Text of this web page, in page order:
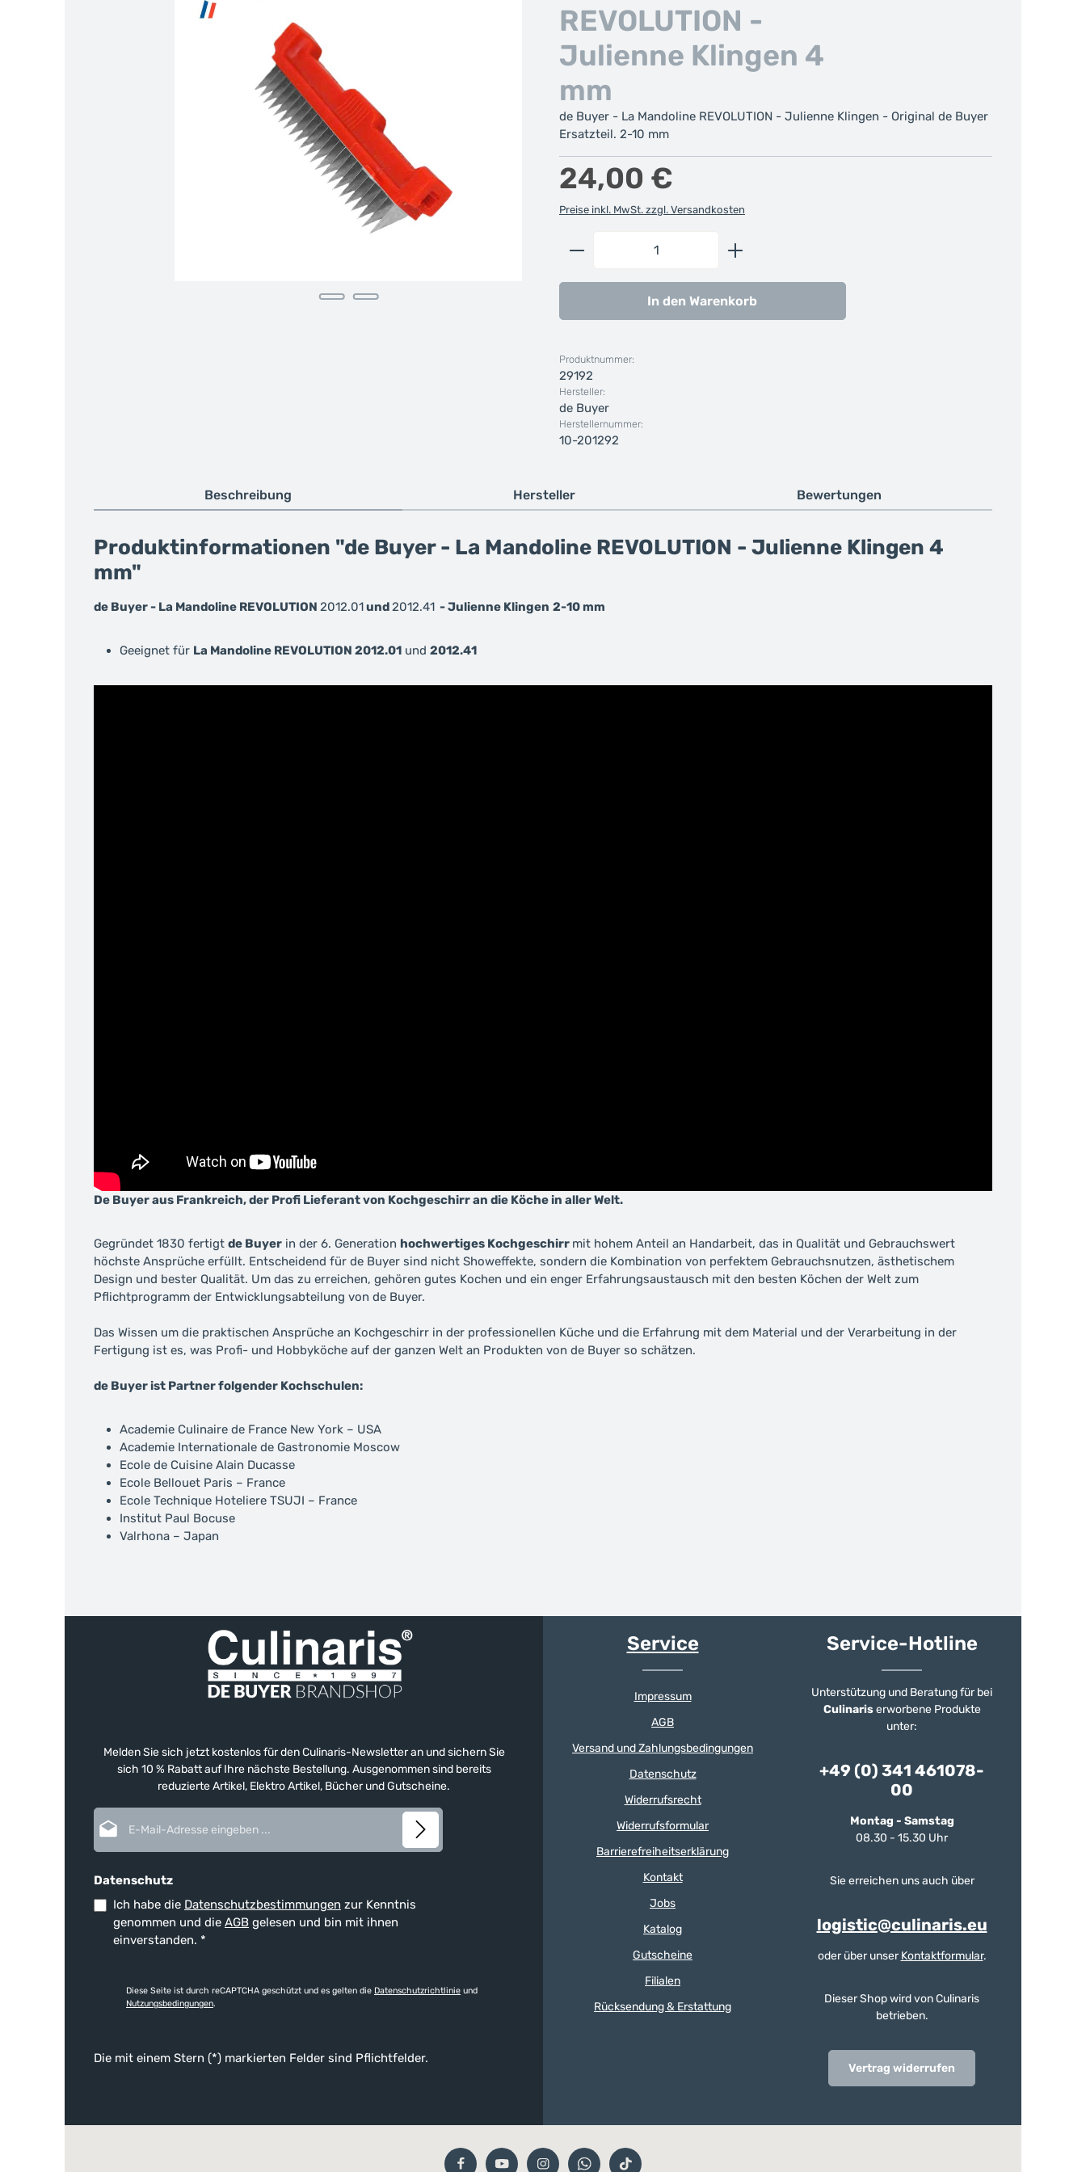
REVOLUTION -
Julienne Klingen 4
mm
de Buyer - La Mandoline REVOLUTION - Julienne Klingen - Original de Buyer
Ersatzteil. 2-10 mm
Regulärer Preis:
24,00 €
Preise inkl. MwSt. zzgl. Versandkosten
Produkt Anzahl: Gib den gewünschten Wert ein oder
In den Warenkorb
Produktnummer:
29192
Hersteller:
de Buyer
Herstellernummer:
10-201292
Beschreibung Hersteller Bewertungen
Produktinformationen "de Buyer - La Mandoline REVOLUTION - Julienne Klingen 4
mm"
de Buyer - La Mandoline REVOLUTION 2012.01und2012.41 - Julienne Klingen 2-10 mm
Geeignet für La Mandoline REVOLUTION 2012.01 und 2012.41
De Buyer aus Frankreich, der Profi Lieferant von Kochgeschirr an die Köche in aller Welt.
Gegründet 1830 fertigt de Buyer in der 6. Generation hochwertiges Kochgeschirr mit hohem Anteil an Handarbeit, das in Qualität und Gebrauchswert
höchste Ansprüche erfüllt. Entscheidend für de Buyer sind nicht Showeffekte, sondern die Kombination von perfektem Gebrauchsnutzen, ästhetischem
Design und bester Qualität. Um das zu erreichen, gehören gutes Kochen und ein enger Erfahrungsaustausch mit den besten Köchen der Welt zum
Pflichtprogramm der Entwicklungsabteilung von de Buyer.
Das Wissen um die praktischen Ansprüche an Kochgeschirr in der professionellen Küche und die Erfahrung mit dem Material und der Verarbeitung in der
Fertigung ist es, was Profi- und Hobbyköche auf der ganzen Welt an Produkten von de Buyer so schätzen.
de Buyer ist Partner folgender Kochschulen:
Academie Culinaire de France New York – USA
Academie Internationale de Gastronomie Moscow
Ecole de Cuisine Alain Ducasse
Ecole Bellouet Paris – France
Ecole Technique Hoteliere TSUJI – France
Institut Paul Bocuse
Valrhona – Japan
Melden Sie sich jetzt kostenlos für den Culinaris-Newsletter an und sichern Sie
sich 10 % Rabatt auf Ihre nächste Bestellung. Ausgenommen sind bereits
reduzierte Artikel, Elektro Artikel, Bücher und Gutscheine.
Datenschutz
Ich habe die Datenschutzbestimmungen zur Kenntnis
genommen und die AGB gelesen und bin mit ihnen
einverstanden. *
Diese Seite ist durch reCAPTCHA geschützt und es gelten die Datenschutzrichtlinie und
Nutzungsbedingungen.
Die mit einem Stern (*) markierten Felder sind Pflichtfelder.
Service
Impressum
AGB
Versand und Zahlungsbedingungen
Datenschutz
Widerrufsrecht
Widerrufsformular
Barrierefreiheitserklärung
Kontakt
Jobs
Katalog
Gutscheine
Filialen
Rücksendung & Erstattung
Service-Hotline
Unterstützung und Beratung für bei
Culinariserworbene Produkte
unter:
+49 (0) 341 461078-
00
Montag - Samstag
08.30 - 15.30 Uhr
Sie erreichen uns auch über
logistic@culinaris.eu
oder über unserKontaktformular.
Dieser Shop wird von Culinaris
betrieben.
Vertrag widerrufen